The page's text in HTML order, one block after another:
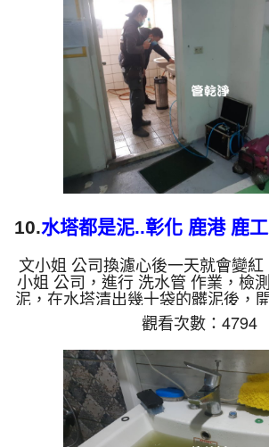
來水，如水管老化，會產生鐵鏽跟
的水就會是咖啡色，地下水含有氧
成黑色管垢，洗出來的水會跟石油
綠色的水，是因為裡面有銅的物質
如是藍色的水，是因為
10.水塔都是泥..彰化 鹿港 鹿
水管
文小姐 公司換濾心後一天就會變
小姐 公司，進行 洗水管 作業，檢
泥，在水塔清出幾十袋的髒泥後，
洗水塔，在裝設 高周波水管清洗機
水管，等了約10分，開啟 水管清
波 模式，洗水管流出黃色髒水，歷
塔水管都洗乾淨了。 如是自來水，
產生鐵鏽跟泥沙堆積，洗出來的水
下水含有氧化錳，管壁上會結成黑
水會跟石油一樣黑，有些洗出綠色
有銅的物質，生鏽產
觀看次數：4794